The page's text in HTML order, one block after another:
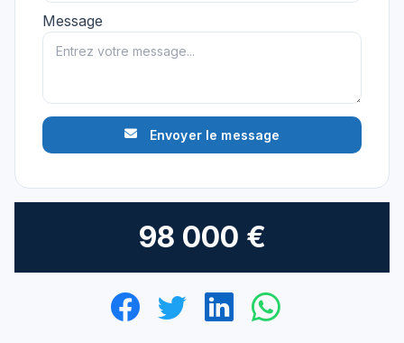
Message
Envoyer le message
98 000 €